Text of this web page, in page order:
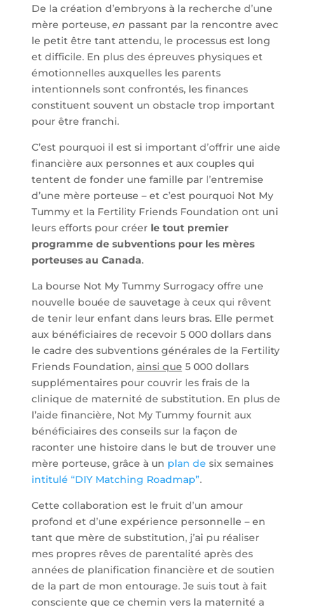
De la création d’embryons à la recherche d’une
mère porteuse, en passant par la rencontre avec
le petit être tant attendu, le processus est long
et difficile. En plus des épreuves physiques et
émotionnelles auxquelles les parents
intentionnels sont confrontés, les finances
constituent souvent un obstacle trop important
pour être franchi.
C’est pourquoi il est si important d’offrir une aide
financière aux personnes et aux couples qui
tentent de fonder une famille par l’entremise
d’une mère porteuse – et c’est pourquoi Not My
Tummy et la Fertility Friends Foundation ont uni
leurs efforts pour créer le tout premier
programme de subventions pour les mères
porteuses au Canada.
La bourse Not My Tummy Surrogacy offre une
nouvelle bouée de sauvetage à ceux qui rêvent
de tenir leur enfant dans leurs bras. Elle permet
aux bénéficiaires de recevoir 5 000 dollars dans
le cadre des subventions générales de la Fertility
Friends Foundation, ainsi que 5 000 dollars
supplémentaires pour couvrir les frais de la
clinique de maternité de substitution. En plus de
l’aide financière, Not My Tummy fournit aux
bénéficiaires des conseils sur la façon de
raconter une histoire dans le but de trouver une
mère porteuse, grâce à un plan de six semaines
intitulé “DIY Matching Roadmap”.
Cette collaboration est le fruit d’un amour
profond et d’une expérience personnelle – en
tant que mère de substitution, j’ai pu réaliser
mes propres rêves de parentalité après des
années de planification financière et de soutien
de la part de mon entourage. Je suis tout à fait
consciente que ce chemin vers la maternité a